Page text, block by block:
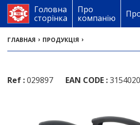
Головна
сторінка
Про
компанію
ГЛАВНАЯ › ПРОДУКЦІЯ ›
Ref :029897 EAN CODE :